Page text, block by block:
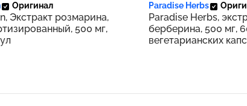
Оригинал
Экстракт розмарина,
500 мг,
Paradise Herbs
Paradise Herbs,
берберина, 500 мг,
вегетарианских